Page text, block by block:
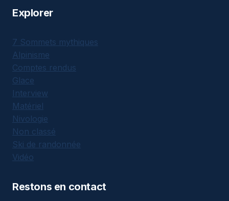
Explorer
7 Sommets mythiques
Alpinisme
Comptes rendus
Glace
Interview
Matériel
Nivologie
Non classé
Ski de randonnée
Vidéo
Restons en contact